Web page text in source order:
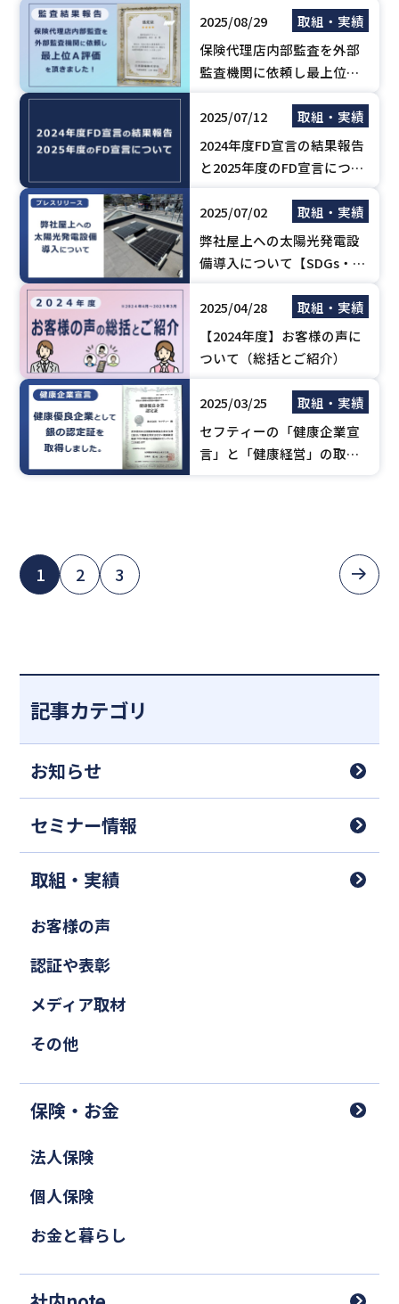
2025/08/29
取組・実績
保険代理店内部監査を外部
監査機関に依頼し最上位Ａ
年8月更新】
2025/07/12
取組・実績
2024年度FD宣言の結果報告
と2025年度のFD宣言につい
2025/07/02
取組・実績
弊社屋上への太陽光発電設
備導入について【SDGs・災
2025/04/28
取組・実績
【2024年度】お客様の声に
ついて（総括とご紹介）
2025/03/25
取組・実績
セフティーの「健康企業宣
言」と「健康経営」の取組
1 2 3
記事カテゴリ
お知らせ
セミナー情報
取組・実績
お客様の声
認証や表彰
メディア取材
その他
保険・お金
法人保険
個人保険
お金と暮らし